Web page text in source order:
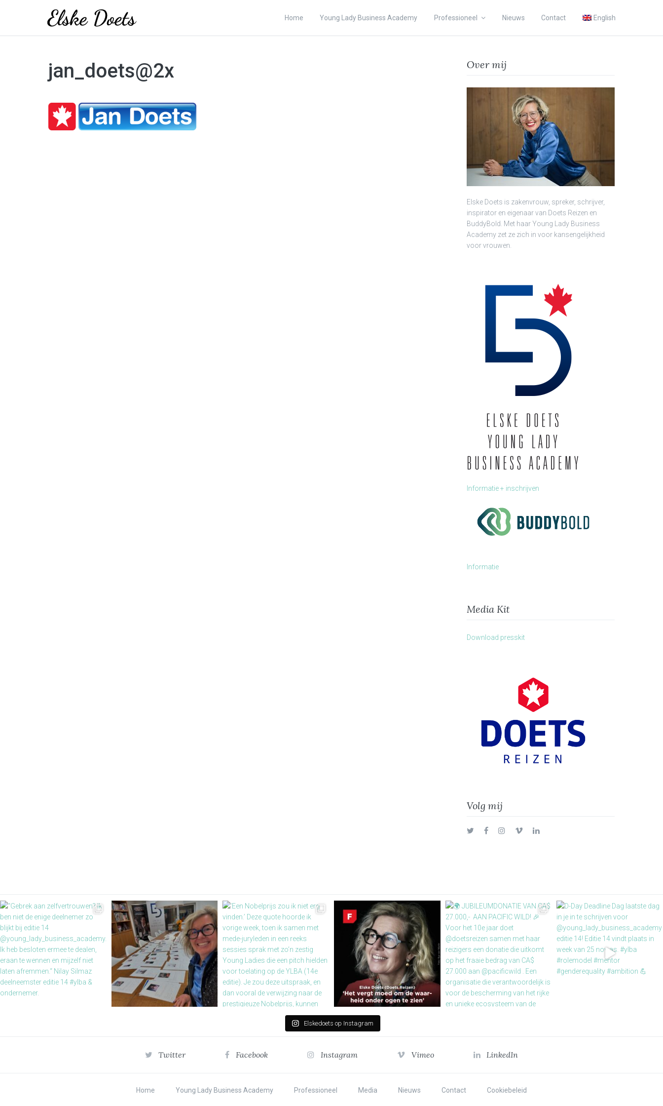
Home Young Lady Business Academy Professioneel Nieuws Contact English
jan_doets@2x Over mij
Elske Doets is zakenvrouw, spreker, schrijver,
inspirator en eigenaar van Doets Reizen en
BuddyBold. Met haar Young Lady Business
Academy zet ze zich in voor kansengelijkheid
voor vrouwen.
Informatie + inschrijven
Informatie
Media Kit
Download presskit
Volg mij
TwitterFacebookInstagram
VimeoLinkedIn
Elskedoets op Instagram
Twitter Facebook Instagram Vimeo LinkedIn
Home Young Lady Business Academy Professioneel Media Nieuws Contact Cookiebeleid